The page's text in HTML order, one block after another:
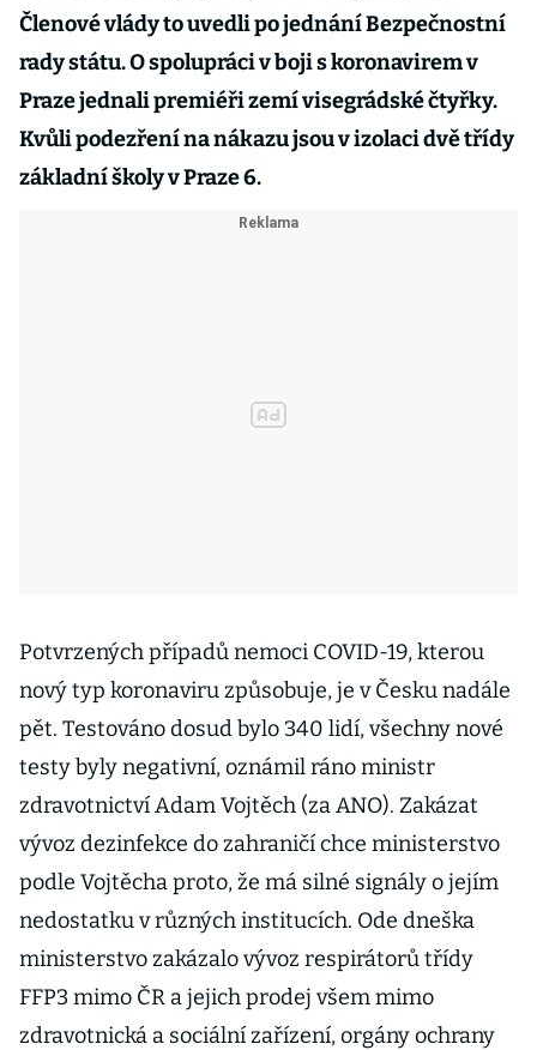
Členové vlády to uvedli po jednání Bezpečnostní
rady státu. O spolupráci v boji s koronavirem v
Praze jednali premiéři zemí visegrádské čtyřky.
Kvůli podezření na nákazu jsou v izolaci dvě třídy
základní školy v Praze 6.
Potvrzených případů nemoci COVID-19, kterou
nový typ koronaviru způsobuje, je v Česku nadále
pět. Testováno dosud bylo 340 lidí, všechny nové
testy byly negativní, oznámil ráno ministr
zdravotnictví Adam Vojtěch (za ANO). Zakázat
vývoz dezinfekce do zahraničí chce ministerstvo
podle Vojtěcha proto, že má silné signály o jejím
nedostatku v různých institucích. Ode dneška
ministerstvo zakázalo vývoz respirátorů třídy
FFP3 mimo ČR a jejich prodej všem mimo
zdravotnická a sociální zařízení, orgány ochrany